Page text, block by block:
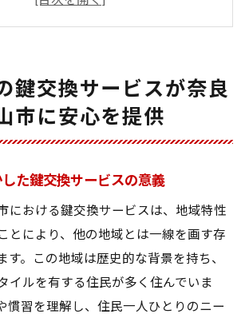
ーズに応える鍵交換の取組み
、地域密着型の鍵交換サービス
源泉、地域密着の鍵交換
支える信頼の鍵交換サービス
に根付く信頼の鍵交換作業
和郡山市の住民が選ぶ理由
く鍵交換の仕組み
鍵交換サービスが奈良
市に安心を提供
た鍵交換サービスの意義
における鍵交換サービスは、地域特性
とにより、他の地域とは一線を画す存
す。この地域は歴史的な背景を持ち、
イルを有する住民が多く住んでいま
慣習を理解し、住民一人ひとりのニー